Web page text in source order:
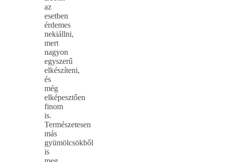
az
esetben
érdemes
nekiállni,
mert
nagyon
egyszerű
elkészíteni,
és
még
elképesztően
finom
is.
Természetesen
más
gyümölcsökből
is